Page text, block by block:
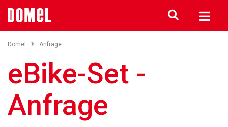
Domel Anfrage
eBike-Set -
Anfrage